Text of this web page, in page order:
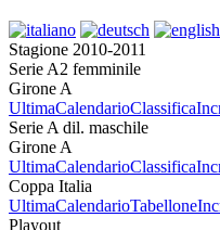
Stagione 2010-2011
Serie A2 femminile
Girone A
UltimaCalendarioClassifica
Serie A dil. maschile
Girone A
UltimaCalendarioClassifica
Coppa Italia
UltimaCalendarioTabellone
Playout